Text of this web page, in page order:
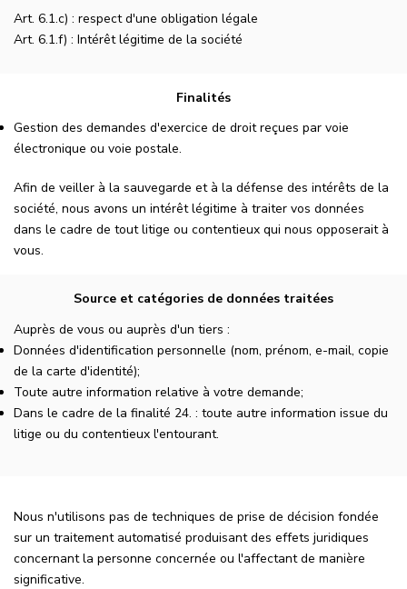
Art. 6.1.c) : respect d'une obligation légale
Art. 6.1.f) : Intérêt légitime de la société
Finalités
Gestion des demandes d'exercice de droit reçues par voie
électronique ou voie postale.
Afin de veiller à la sauvegarde et à la défense des intérêts de la
société, nous avons un intérêt légitime à traiter vos données
dans le cadre de tout litige ou contentieux qui nous opposerait à
vous.
Source et catégories de données traitées
Auprès de vous ou auprès d'un tiers :
Données d'identification personnelle (nom, prénom, e-mail, copie
de la carte d'identité);
Toute autre information relative à votre demande;
Dans le cadre de la finalité 24. : toute autre information issue du
litige ou du contentieux l'entourant.
Nous n'utilisons pas de techniques de prise de décision fondée
sur un traitement automatisé produisant des effets juridiques
concernant la personne concernée ou l'affectant de manière
significative.